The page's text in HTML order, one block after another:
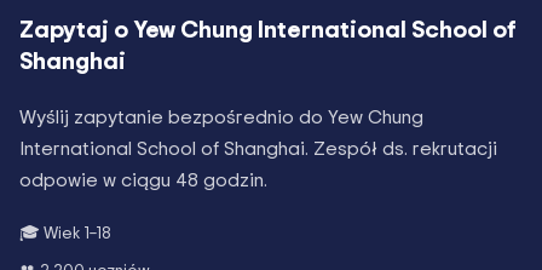
Zapytaj o Yew Chung International School of
Shanghai
Wyślij zapytanie bezpośrednio do Yew Chung
International School of Shanghai. Zespół ds. rekrutacji
odpowie w ciągu 48 godzin.
🎓 Wiek 1–18